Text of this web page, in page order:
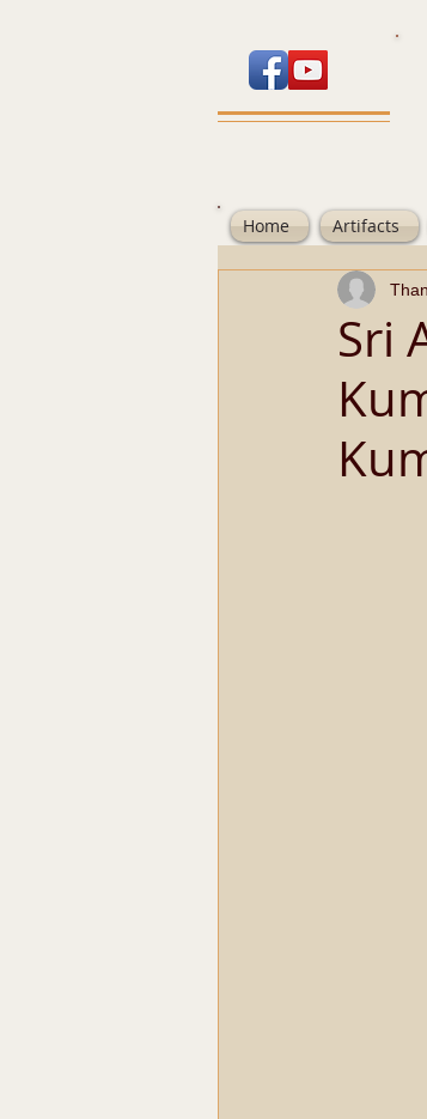
Home Artifacts
Sri